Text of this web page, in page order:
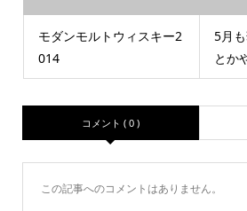
モダンモルトウィスキー2
014
5月
とか
コメント ( 0 )
この記事へのコメントはありません。